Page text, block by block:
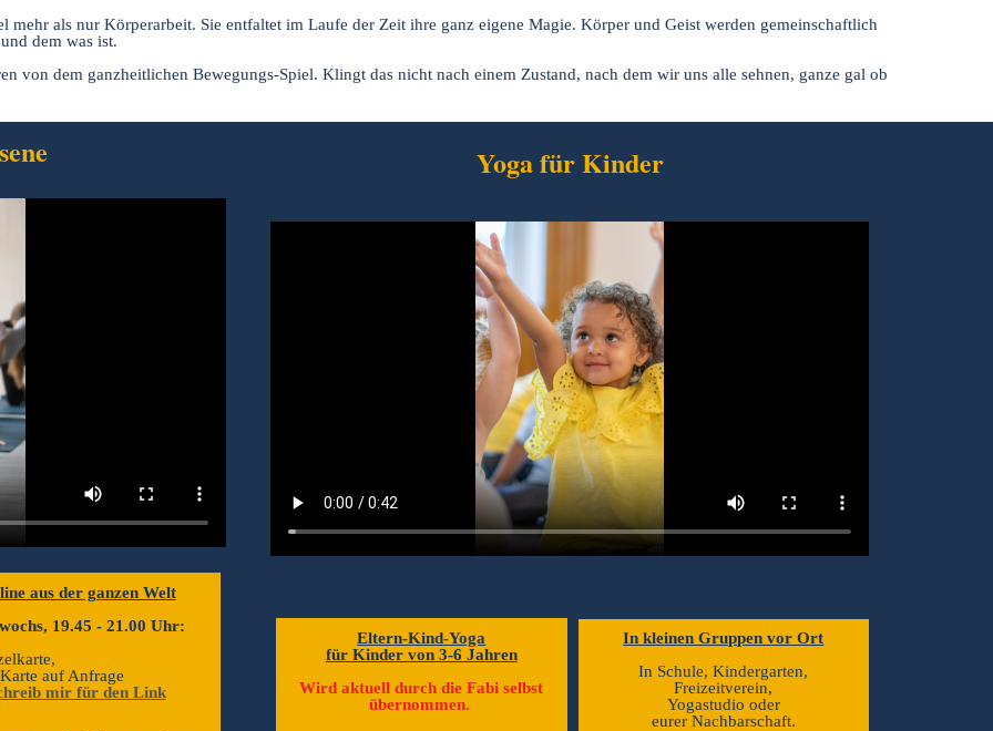
mehr als nur Körperarbeit. Sie entfaltet im Laufe der Zeit ihre ganz eigene Magie. Körper und Geist werden gemeinschaftlich
dem was ist.
von dem ganzheitlichen Bewegungs-Spiel. Klingt das nicht nach einem Zustand, nach dem wir uns alle sehnen, ganze gal ob
aus der ganzen Welt
19.45 - 21.00 Uhr:
auf Anfrage
mir für den Link
Yoga für Kinder
Eltern-Kind-Yoga
für Kinder von 3-6 Jahren
Wird aktuell durch die Fabi selbst
übernommen.
In kleinen Gruppen vor Ort
In Schule, Kindergarten,
Freizeitverein,
Yogastudio oder
eurer Nachbarschaft.